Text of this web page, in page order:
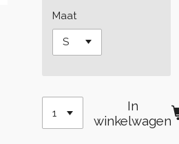
Maat
In
winkelwagen